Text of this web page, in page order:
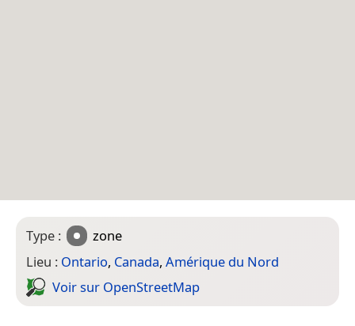
Type :
zone
Lieu : Ontario, Canada, Amérique du Nord
Voir sur Open­Street­Map